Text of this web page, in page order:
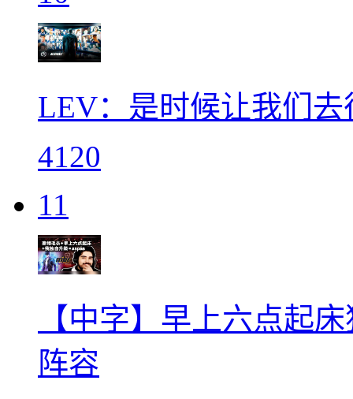
LEV：是时候让我们
4120
11
【中字】早上六点起
阵容